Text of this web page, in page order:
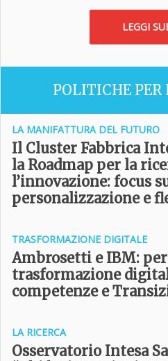
LEGGI
POLITICHE
LA MANIFATTURA DEL FUTURO
Il Cluster Fabbrica
la Roadmap per la
l’innovazione: focus
personalizzazione e
TRASFORMAZIONE DIGITALE
Ambrosetti e IBM:
trasformazione
competenze e
LA RICERCA
Osservatorio Intesa